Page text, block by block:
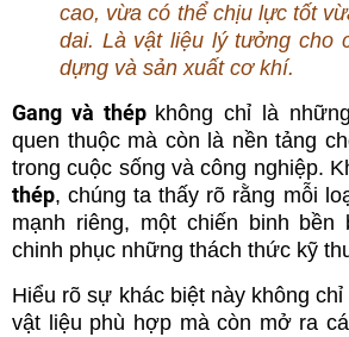
cao, vừa có thể chịu lực tốt
dai. Là vật liệu lý tưởng cho
dựng và sản xuất cơ khí.
Gang và thép không chỉ là
quen thuộc mà còn là nền tảng
trong cuộc sống và công nghiệp.
thép, chúng ta thấy rõ rằng mỗi
mạnh riêng, một chiến binh bền
chinh phục những thách thức kỹ
Hiểu rõ sự khác biệt này không
vật liệu phù hợp mà còn mở ra